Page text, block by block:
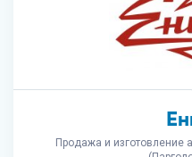
Продажа и изготовление